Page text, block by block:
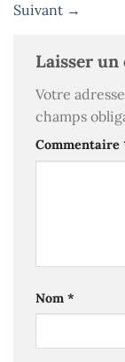
Suivant →
Laisser
Votre
champs
Commentaire
Nom *